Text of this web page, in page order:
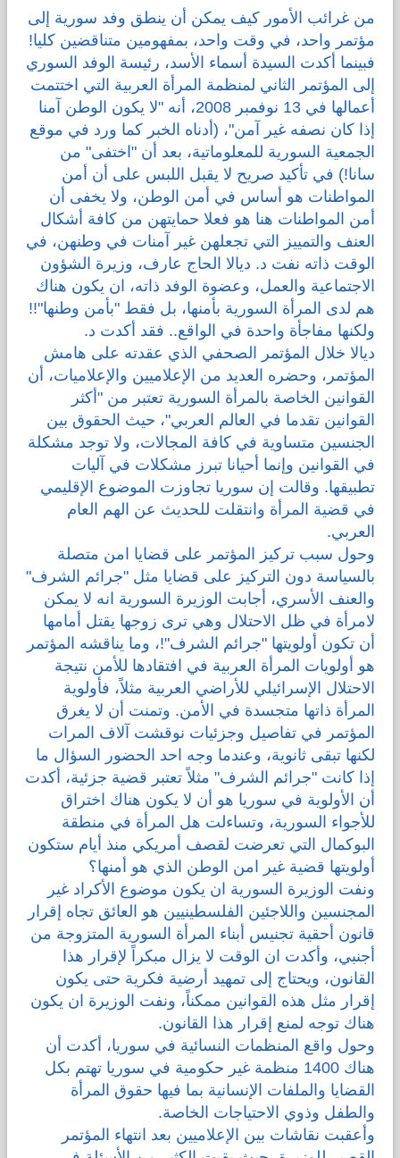
قضايا المعوقين
قضايا الأسرة
مرصد العنف والإعلام
من غرائب الأمور كيف يمكن أن ينطق وفد سورية إلى
مؤتمر واحد، في وقت واحد، بمفهومين متناقضين كليا!
فبينما أكدت السيدة أسماء الأسد، رئيسة الوفد السوري
إلى المؤتمر الثاني لمنظمة المرأة العربية التي اختتمت
أعمالها في 13 نوفمبر 2008، أنه "لا يكون الوطن آمنا
إذا كان نصفه غير آمن"، (أدناه الخبر كما ورد في موقع
الجمعية السورية للمعلوماتية، بعد أن "اختفى" من
سانا!) في تأكيد صريح لا يقبل اللبس على أن أمن
المواطنات هو أساس في أمن الوطن، ولا يخفى أن
أمن المواطنات هنا هو فعلا حمايتهن من كافة أشكال
العنف والتمييز التي تجعلهن غير آمنات في وطنهن، في
الوقت ذاته نفت د. ديالا الحاج عارف، وزيرة الشؤون
الاجتماعية والعمل، وعضوة الوفد ذاته، ان يكون هناك
هم لدى المرأة السورية بأمنها، بل فقط "بأمن وطنها"!!
ولكنها مفاجأة واحدة في الواقع.. فقد أكدت د.
ديالا خلال المؤتمر الصحفي الذي عقدته على هامش
المؤتمر، وحضره العديد من الإعلاميين والإعلاميات، أن
القوانين الخاصة بالمرأة السورية تعتبر من "أكثر
القوانين تقدما في العالم العربي"، حيث الحقوق بين
الجنسين متساوية في كافة المجالات، ولا توجد مشكلة
في القوانين وإنما أحيانا تبرز مشكلات في آليات
تطبيقها. وقالت إن سوريا تجاوزت الموضوع الإقليمي
في قضية المرأة وانتقلت للحديث عن الهم العام
العربي.
وحول سبب تركيز المؤتمر على قضايا امن متصلة
بالسياسة دون التركيز على قضايا مثل "جرائم الشرف"
والعنف الأسري، أجابت الوزيرة السورية انه لا يمكن
لامرأة في ظل الاحتلال وهي ترى زوجها يقتل أمامها
أن تكون أولويتها "جرائم الشرف"!، وما يناقشه المؤتمر
هو أولويات المرأة العربية في افتقادها للأمن نتيجة
الاحتلال الإسرائيلي للأراضي العربية مثلاً، فأولوية
المرأة ذاتها متجسدة في الأمن. وتمنت أن لا يغرق
المؤتمر في تفاصيل وجزئيات نوقشت آلاف المرات
لكنها تبقى ثانوية، وعندما وجه احد الحضور السؤال ما
إذا كانت "جرائم الشرف" مثلاً تعتبر قضية جزئية، أكدت
أن الأولوية في سوريا هو أن لا يكون هناك اختراق
للأجواء السورية، وتساءلت هل المرأة في منطقة
البوكمال التي تعرضت لقصف أمريكي منذ أيام ستكون
أولويتها قضية غير امن الوطن الذي هو أمنها؟
ونفت الوزيرة السورية ان يكون موضوع الأكراد غير
المجنسين واللاجئين الفلسطينيين هو العائق تجاه إقرار
قانون أحقية تجنيس أبناء المرأة السورية المتزوجة من
أجنبي، وأكدت ان الوقت لا يزال مبكراً لإقرار هذا
القانون، ويحتاج إلى تمهيد أرضية فكرية حتى يكون
إقرار مثل هذه القوانين ممكناً، ونفت الوزيرة ان يكون
هناك توجه لمنع إقرار هذا القانون.
وحول واقع المنظمات النسائية في سوريا، أكدت أن
هناك 1400 منظمة غير حكومية في سوريا تهتم بكل
القضايا والملفات الإنسانية بما فيها حقوق المرأة
والطفل وذوي الاحتياجات الخاصة.
وأعقبت نقاشات بين الإعلاميين بعد انتهاء المؤتمر